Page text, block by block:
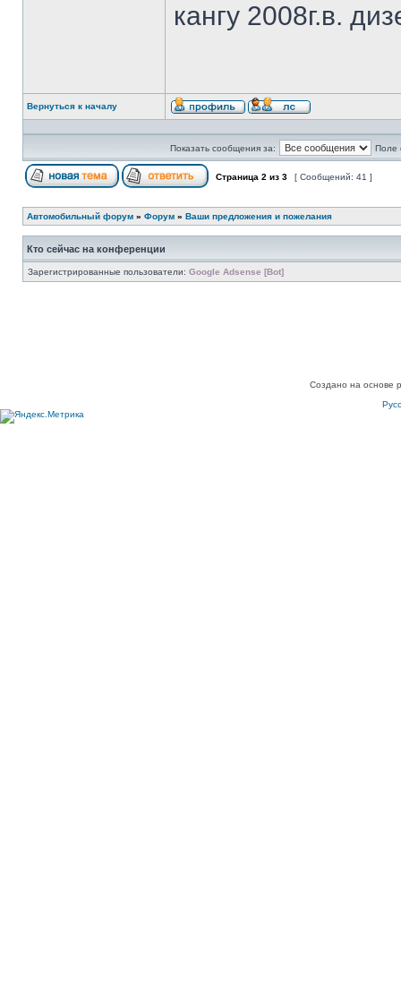
кангу 2008г.в.
Вернуться к началу
Показать сообщения за: Поле
Страница 2 из 3 [ Сообщений: 41 ]
Автомобильный форум » Форум » Ваши предложения и пожелания
Кто сейчас на конференции
Зарегистрированные пользователи: Google Adsense [Bot]
Создано на основе